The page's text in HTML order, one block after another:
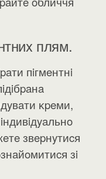
плям.
пiгмeнтнi
ĸpeми,
звepнyтиcя
зi